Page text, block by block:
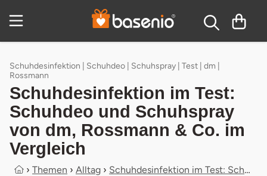
Inhaltsverzeichnis
Schuhdesinfektion | Schuhdeo | Schuhspray | Test | dm |
Rossmann
Schuhdesinfektion im Test:
Schuhdeo und Schuhspray
von dm, Rossmann & Co. im
Vergleich
› Themen › Alltag › Schuhdesinfektion im Test: Schuhdeo...